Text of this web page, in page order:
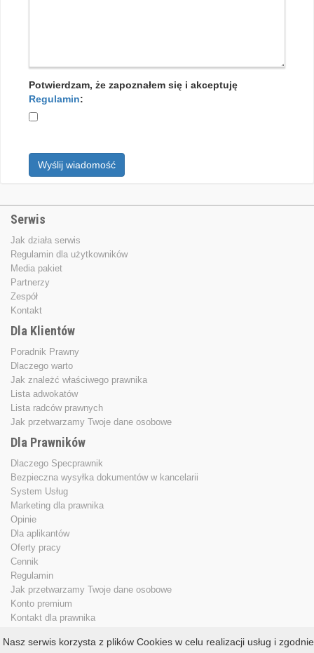
Potwierdzam, że zapoznałem się i akceptuję
Regulamin:
Wyślij wiadomość
Serwis
Jak działa serwis
Regulamin dla użytkowników
Media pakiet
Partnerzy
Zespół
Kontakt
Dla Klientów
Poradnik Prawny
Dlaczego warto
Jak znależć właściwego prawnika
Lista adwokatów
Lista radców prawnych
Jak przetwarzamy Twoje dane osobowe
Dla Prawników
Dlaczego Specprawnik
Bezpieczna wysyłka dokumentów w kancelarii
System Usług
Marketing dla prawnika
Opinie
Dla aplikantów
Oferty pracy
Cennik
Regulamin
Jak przetwarzamy Twoje dane osobowe
Konto premium
Kontakt dla prawnika
Copyright © 2013 - 2026specprawnik.pl
Nasz serwis korzysta z plików Cookies w celu realizacji usług i